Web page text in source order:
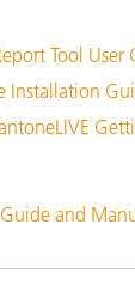
Tool User
Installation
and